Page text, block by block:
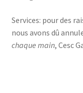
Services: pour des
nous avons dû
chaque main, Cesc